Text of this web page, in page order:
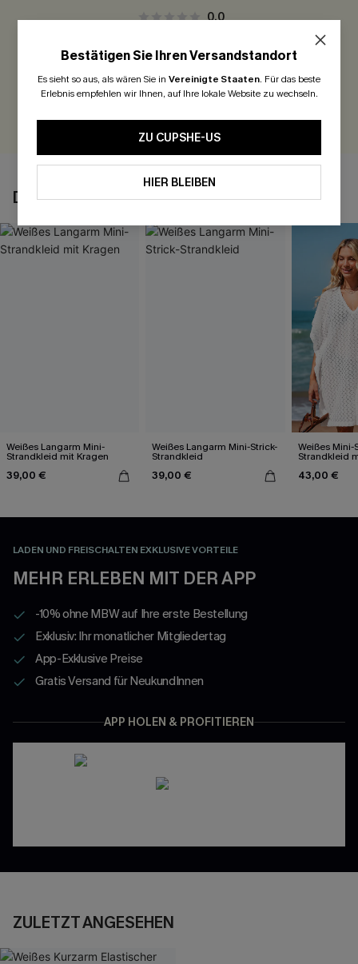
0.0
Seien Sie der Erste, der bewertet
300 Punkte für Ihre Bewertung!
DAS KÖNNTE IHNEN AUCH GEFALLEN
Weißes Langarm Mini-
Strandkleid mit Kragen
39,00 €
Weißes Langarm Mini-Strick-
Strandkleid
39,00 €
Weißes Mini-
Strandkleid
43,00 €
LADEN UND FREISCHALTEN EXKLUSIVE VORTEILE
MEHR ERLEBEN MIT DER APP
-10% ohne MBW auf Ihre erste Bestellung
Exklusiv: Ihr monatlicher Mitgliedertag
App-Exklusive Preise
Gratis Versand für NeukundInnen
APP HOLEN & PROFITIEREN
ZULETZT ANGESEHEN
Bestätigen Sie Ihren Versandstandort
Es sieht so aus, als wären Sie in Vereinigte Staaten. Für das beste
Erlebnis empfehlen wir Ihnen, auf Ihre lokale Website zu wechseln.
ZU CUPSHE-US
HIER BLEIBEN